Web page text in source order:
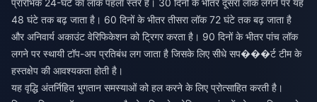
प्रारंभिक 24-घंटे का लॉक पहला स्तर है। 30 दिनों के भीतर दूसरा लॉक लगने पर यह
48 घंटे तक बढ़ जाता है। 60 दिनों के भीतर तीसरा लॉक 72 घंटे तक बढ़ जाता है
और अनिवार्य अकाउंट वेरिफिकेशन को ट्रिगर करता है। 90 दिनों के भीतर पांच लॉक
लगने पर स्थायी टॉप-अप प्रतिबंध लग जाता है जिसके लिए सीधे सप���र्ट टीम के
हस्तक्षेप की आवश्यकता होती है।
यह वृद्धि अंतर्निहित भुगतान समस्याओं को हल करने के लिए प्रोत्साहित करती है।